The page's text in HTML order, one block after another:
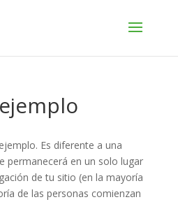
Es diferente a una
permanecerá en un solo lugar
de tu sitio (en la mayoría
de las personas comienzan